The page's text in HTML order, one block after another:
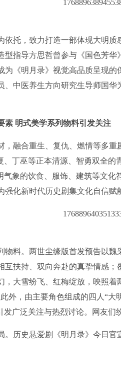
依托，致力打造一部体现大明
型指导方思哲曾参与《国色芳
为《明月录》视觉高品质呈现
、中医养生方向研究生导师国
素 明式美学系列物料引发关注
，融合重生、复仇、燃情等多
、丁巫等正本清源、智勇双全
气象的饮食、服饰、建筑等文化
化新时代历史剧集文化自信赋
物料。两世尘缘版首发预告以
互扶持、双向奔赴的真挚情感
，大雪纷飞、红梅绽放，映照
外，由主要角色组成的四人“
发广泛关注与热烈讨论。网友们
。历史悬爱剧《明月录》今日